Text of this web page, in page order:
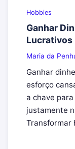
Hobbies
Ganhar
Lucrativos
Maria da
Ganhar
esforço
a chave
justamente
Transformar